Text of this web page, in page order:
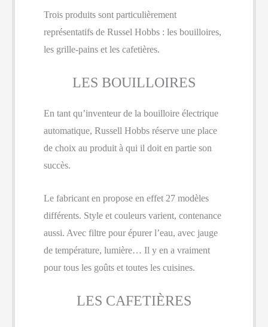
Trois produits sont particulièrement
représentatifs de Russel Hobbs : les bouilloires,
les grille-pains et les cafetières.
LES BOUILLOIRES
En tant qu’inventeur de la bouilloire électrique
automatique, Russell Hobbs réserve une place
de choix au produit à qui il doit en partie son
succès.
Le fabricant en propose en effet 27 modèles
différents. Style et couleurs varient, contenance
aussi. Avec filtre pour épurer l’eau, avec jauge
de température, lumière… Il y en a vraiment
pour tous les goûts et toutes les cuisines.
LES CAFETIÈRES